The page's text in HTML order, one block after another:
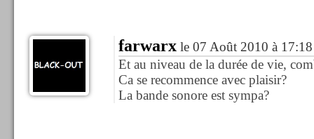
farwarxle 07 Août 2010 à 17:18
Et au niveau de la durée de vie,
Ca se recommence avec plaisir?
La bande sonore est sympa?